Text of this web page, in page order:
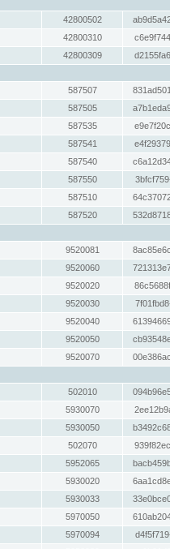
42800502
42800310
42800309
587507
587505
587535
587541
587540
587550
587510
587520
9520081
9520060
9520020
9520030
9520040
9520050
9520070
502010
5930070
5930050
502070
5952065
5930020
5930033
5970050
5970094